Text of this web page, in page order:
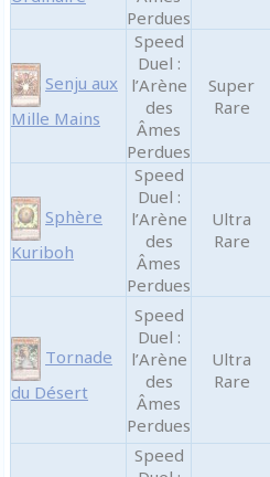
Perdues
Senju aux
Mille Mains
Speed
Duel :
l’Arène
des
Âmes
Perdues
Super
Rare
Sphère
Kuriboh
Speed
Duel :
l’Arène
des
Âmes
Perdues
Ultra
Rare
Tornade
du Désert
Speed
Duel :
l’Arène
des
Âmes
Perdues
Ultra
Rare
Speed